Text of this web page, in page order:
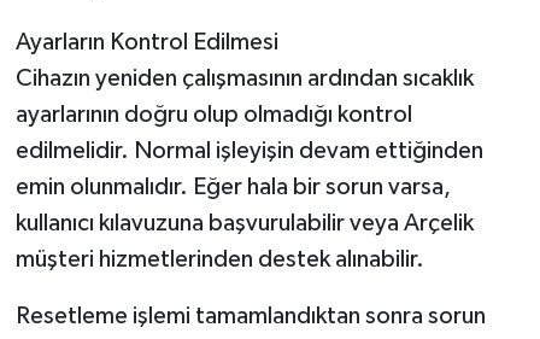
Ayarların Kontrol Edilmesi
Cihazın yeniden çalışmasının ardından sıcaklık
ayarlarının doğru olup olmadığı kontrol
edilmelidir. Normal işleyişin devam ettiğinden
emin olunmalıdır. Eğer hala bir sorun varsa,
kullanıcı kılavuzuna başvurulabilir veya Arçelik
müşteri hizmetlerinden destek alınabilir.
Resetleme işlemi tamamlandıktan sonra sorun